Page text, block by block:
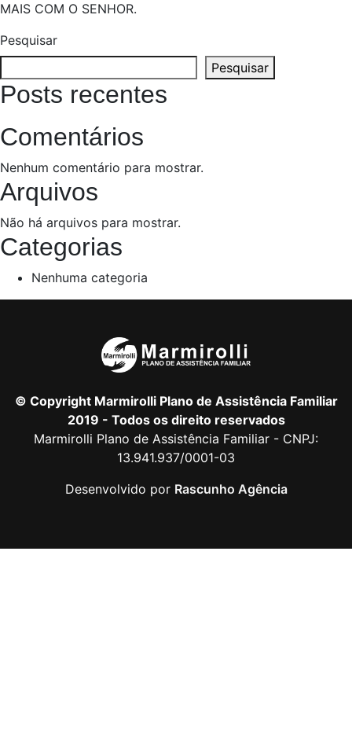
MAIS COM O SENHOR.
Pesquisar
Pesquisar
Posts recentes
Comentários
Nenhum comentário para mostrar.
Arquivos
Não há arquivos para mostrar.
Categorias
Nenhuma categoria
© Copyright Marmirolli Plano de Assistência Familiar
2019 - Todos os direito reservados
Marmirolli Plano de Assistência Familiar - CNPJ:
13.941.937/0001-03
Desenvolvido por Rascunho Agência